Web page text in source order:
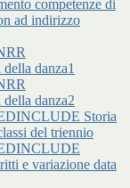
competenze di
ad indirizzo
danza1
danza2
Storia
del triennio
e variazione data